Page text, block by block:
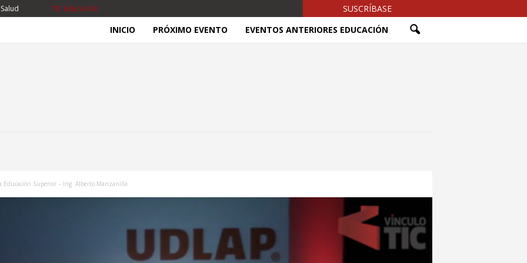
TIC Educación
SUSCRÍBASE
INICIO
PRÓXIMO EVENTO EVENTOS ANTERIORES EDUCACIÓN
Educación Superior – Ing. Alberto Manzanilla